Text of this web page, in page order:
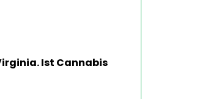
Ist Cannabis